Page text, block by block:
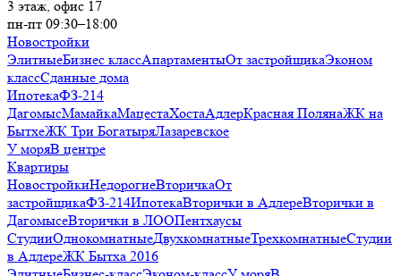
3 этаж, офис 17
пн-пт 09:30–18:00
Новостройки
ЭлитныеБизнес классАпартаментыОт застройщикаЭконом
классСданные дома
ИпотекаФЗ-214
ДагомысМамайкаМацестаХостаАдлерКрасная ПолянаЖК на
БытхеЖК Три БогатыряЛазаревское
У моряВ центре
Квартиры
НовостройкиНедорогиеВторичкаОт
застройщикаФЗ-214ИпотекаВторички в АдлереВторички в
ДагомысеВторички в ЛООПентхаусы
СтудииОднокомнатныеДвухкомнатныеТрехкомнатныеСтудии
в АдлереЖК Бытха 2016